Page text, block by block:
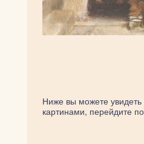
Ниже вы можете увидеть
картинами, перейдите